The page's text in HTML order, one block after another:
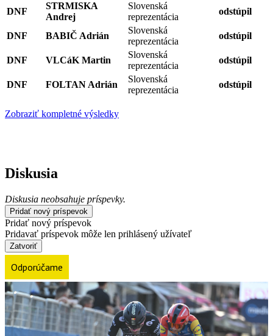
DNF
STRMISKA
Andrej
Slovenská
reprezentácia
odstúpil
DNF BABIČ Adrián
Slovenská
reprezentácia
odstúpil
DNF VLCáK Martin
Slovenská
reprezentácia
odstúpil
DNF FOLTAN Adrián
Slovenská
reprezentácia
odstúpil
Zobraziť kompletné výsledky
Diskusia
Diskusia neobsahuje príspevky.
Pridať nový príspevok
Pridať nový príspevok
Pridavať príspevok môže len prihlásený užívateľ
Zatvoriť
Odporúčame